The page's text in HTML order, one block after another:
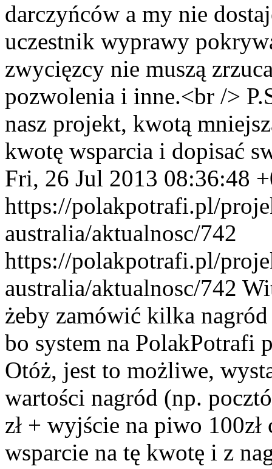
darczyńców a my nie
uczestnik wyprawy
zwycięzcy nie muszą
pozwolenia i inne.<br />
nasz projekt, kwotą
kwotę wsparcia i dopisać
Fri, 26 Jul 2013 08:36:48
https://polakpotrafi.pl/
australia/aktualnosc/742
https://polakpotrafi.pl/
australia/aktualnosc/742
żeby zamówić kilka
bo system na PolakPotrafi
Otóż, jest to możliwe,
wartości nagród (np.
zł + wyjście na piwo
wsparcie na tę kwotę i z